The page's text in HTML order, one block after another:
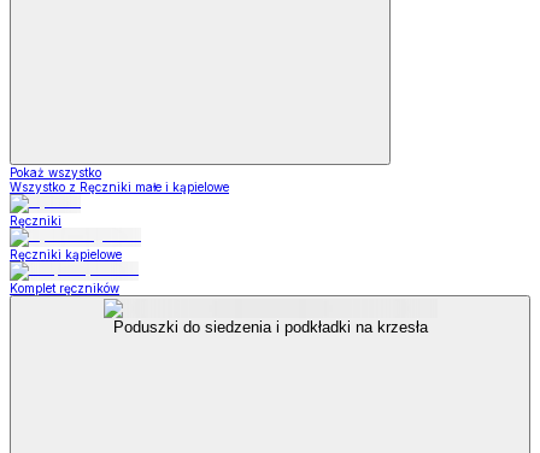
Pokaż wszystko
Wszystko z Ręczniki małe i kąpielowe
Ręczniki
Ręczniki kąpielowe
Komplet ręczników
Poduszki do siedzenia i podkładki na krzesła